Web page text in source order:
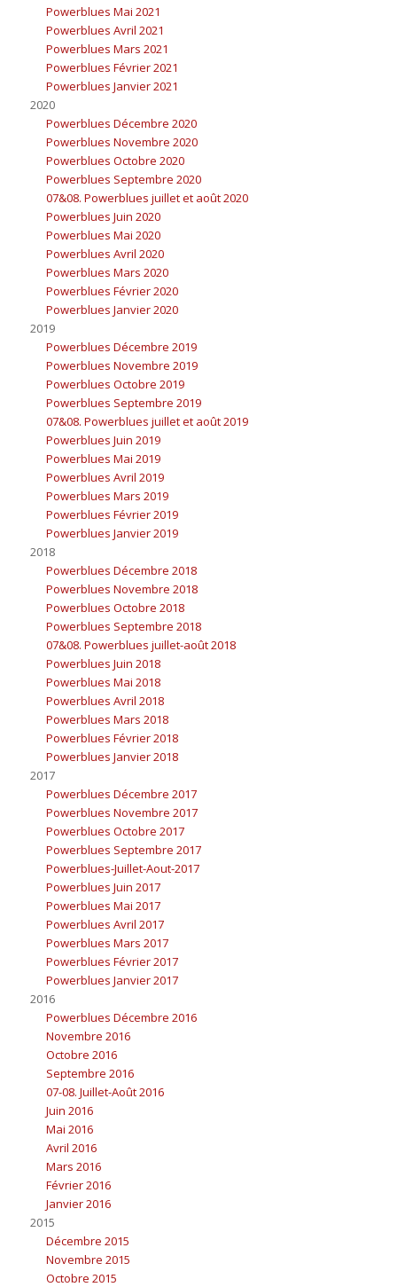
Powerblues Mai 2021
Powerblues Avril 2021
Powerblues Mars 2021
Powerblues Février 2021
Powerblues Janvier 2021
2020
Powerblues Décembre 2020
Powerblues Novembre 2020
Powerblues Octobre 2020
Powerblues Septembre 2020
07&08. Powerblues juillet et août 2020
Powerblues Juin 2020
Powerblues Mai 2020
Powerblues Avril 2020
Powerblues Mars 2020
Powerblues Février 2020
Powerblues Janvier 2020
2019
Powerblues Décembre 2019
Powerblues Novembre 2019
Powerblues Octobre 2019
Powerblues Septembre 2019
07&08. Powerblues juillet et août 2019
Powerblues Juin 2019
Powerblues Mai 2019
Powerblues Avril 2019
Powerblues Mars 2019
Powerblues Février 2019
Powerblues Janvier 2019
2018
Powerblues Décembre 2018
Powerblues Novembre 2018
Powerblues Octobre 2018
Powerblues Septembre 2018
07&08. Powerblues juillet-août 2018
Powerblues Juin 2018
Powerblues Mai 2018
Powerblues Avril 2018
Powerblues Mars 2018
Powerblues Février 2018
Powerblues Janvier 2018
2017
Powerblues Décembre 2017
Powerblues Novembre 2017
Powerblues Octobre 2017
Powerblues Septembre 2017
Powerblues-Juillet-Aout-2017
Powerblues Juin 2017
Powerblues Mai 2017
Powerblues Avril 2017
Powerblues Mars 2017
Powerblues Février 2017
Powerblues Janvier 2017
2016
Powerblues Décembre 2016
Novembre 2016
Octobre 2016
Septembre 2016
07-08. Juillet-Août 2016
Juin 2016
Mai 2016
Avril 2016
Mars 2016
Février 2016
Janvier 2016
2015
Décembre 2015
Novembre 2015
Octobre 2015